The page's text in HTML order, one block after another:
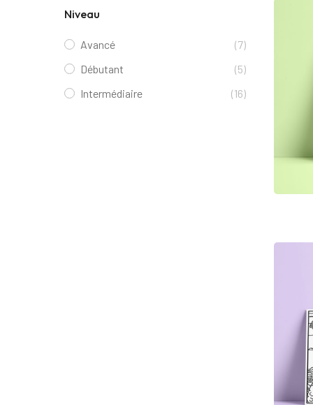
Niveau
Avancé
(7)
Débutant
(5)
Intermédiaire
(16)